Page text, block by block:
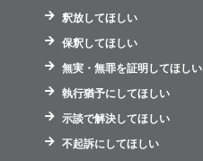
釈放してほしい
保釈してほしい
無実・無罪を証明してほしい
執行猶予にしてほしい
示談で解決してほしい
不起訴にしてほしい